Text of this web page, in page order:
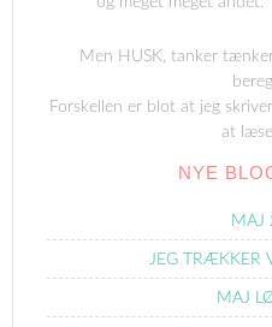
Men HUSK, tanker
Forskellen er blot at jeg
at
NYE
MAJ
JEG TRÆKKER
MAJ